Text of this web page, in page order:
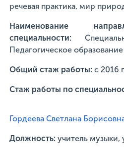
речевая практика, мир
Наименование
специальности:
Педагогическое образование
Общий стаж работы: с 2016
Стаж работы по
Гордеева Светлана
Должность: учитель музыки,